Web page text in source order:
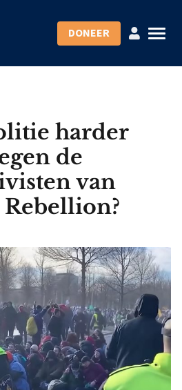
DONEER
harder
de
van